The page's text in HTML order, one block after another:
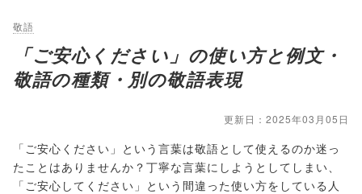
敬語
「ご安心ください」の使い方と例文・
敬語の種類・別の敬語表現
更新日：2025年03月05日
「ご安心ください」という言葉は敬語として使えるのか迷っ
たことはありませんか？丁寧な言葉にしようとしてしまい、
「ご安心してください」という間違った使い方をしている人